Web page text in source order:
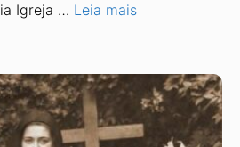
Igreja … Leia mais